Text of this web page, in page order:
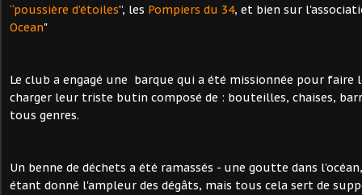
“poussière d’étoiles”, les Pompiers du 34, et bien sur
Ocean"
Le club a engagé une barque qui a été missionnée pour
charger leur triste butin composé de : bouteilles, chaises,
tous genres.
Un benne de déchets a été ramassés - une goutte dans
étant donné l'ampleur des dégâts, mais tous cela sert de